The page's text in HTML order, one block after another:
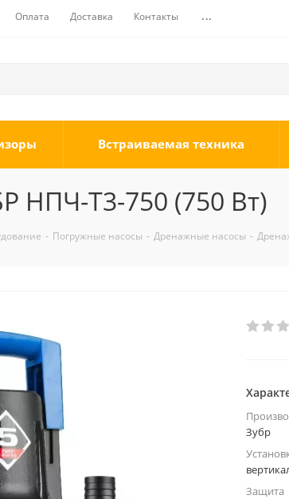
Оплата Доставка Контакты ...
Встраиваемая техника
НПЧ-Т3-750 (750 Вт)
- Погружные насосы - Дренажные насосы -
Зубр
Защита